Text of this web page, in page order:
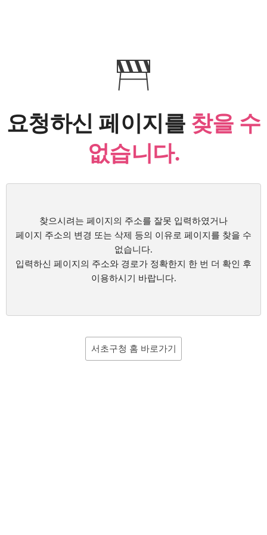
요청하신 페이지를 찾을 수
없습니다.
찾으시려는 페이지의 주소를 잘못 입력하였거나
페이지 주소의 변경 또는 삭제 등의 이유로 페이지를 찾을 수
없습니다.
입력하신 페이지의 주소와 경로가 정확한지 한 번 더 확인 후
이용하시기 바랍니다.
서초구청 홈 바로가기